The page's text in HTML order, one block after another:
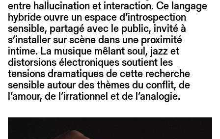
entre hallucination et interaction. Ce langage
hybride ouvre un espace d’introspection
sensible, partagé avec le public, invité à
s’installer sur scène dans une proximité
intime. La musique mêlant soul, jazz et
distorsions électroniques soutient les
tensions dramatiques de cette recherche
sensible autour des thèmes du conflit, de
l’amour, de l’irrationnel et de l’analogie.